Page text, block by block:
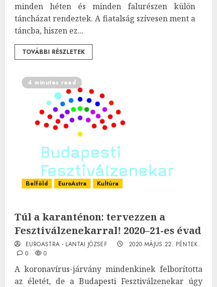
minden héten és minden falurészen külön
táncházat rendeztek. A fiatalság szívesen ment a
táncba, hiszen ez...
TOVÁBBI RÉSZLETEK
4 minutes read
Belföld EuroAstra Kultúra
Túl a karanténon: tervezzen a
Fesztiválzenekarral! 2020–21-es évad
EUROASTRA - LANTAI JÓZSEF
2020.MÁJUS.22. PÉNTEK.
0
0
A koronavírus-járvány mindenkinek felborította
az életét, de a Budapesti Fesztiválzenekar úgy